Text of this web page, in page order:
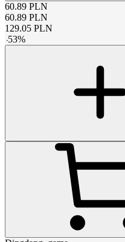
60.89 PLN
60.89 PLN
129.05 PLN
-53%